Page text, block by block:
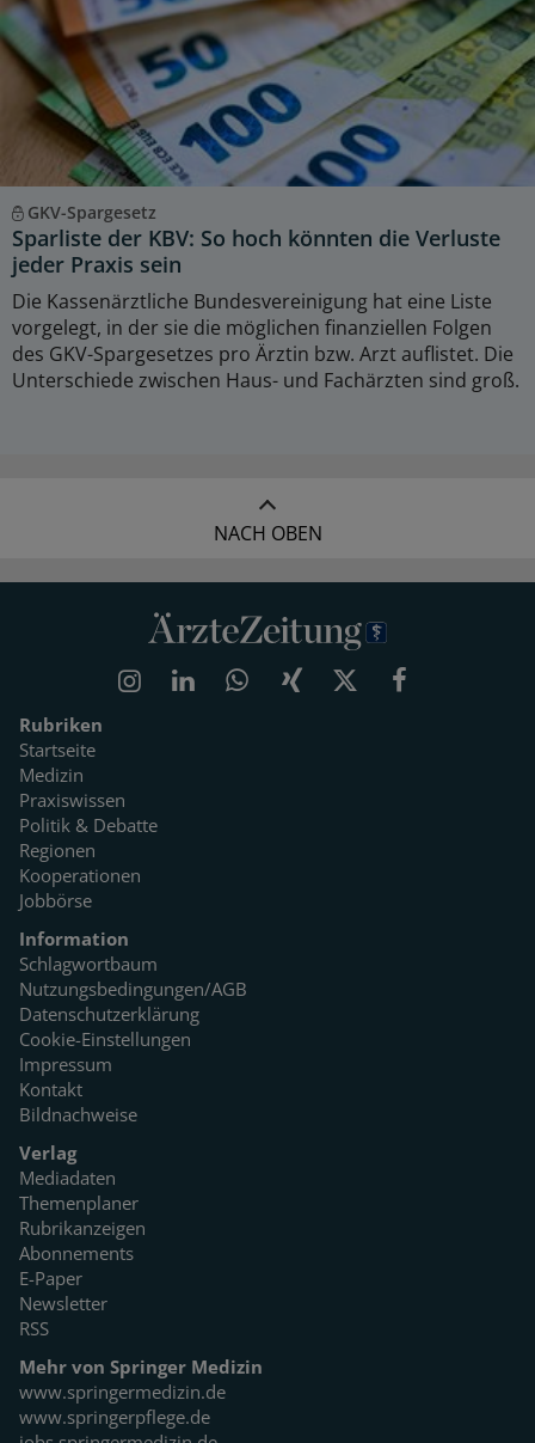
GKV-Spargesetz
Sparliste der KBV: So hoch könnten die Verluste
jeder Praxis sein
Die Kassenärztliche Bundesvereinigung hat eine Liste
vorgelegt, in der sie die möglichen finanziellen Folgen
des GKV-Spargesetzes pro Ärztin bzw. Arzt auflistet. Die
Unterschiede zwischen Haus- und Fachärzten sind groß.
NACH OBEN
Rubriken
Startseite
Medizin
Praxiswissen
Politik & Debatte
Regionen
Kooperationen
Jobbörse
Information
Schlagwortbaum
Nutzungsbedingungen/AGB
Datenschutzerklärung
Cookie-Einstellungen
Impressum
Kontakt
Bildnachweise
Verlag
Mediadaten
Themenplaner
Rubrikanzeigen
Abonnements
E-Paper
Newsletter
RSS
Mehr von Springer Medizin
www.springermedizin.de
www.springerpflege.de